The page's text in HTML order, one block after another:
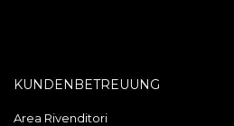
KUNDENBETREUUNG
Area Rivenditori